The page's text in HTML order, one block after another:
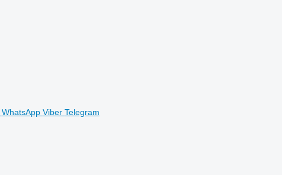
WhatsApp Viber Telegram